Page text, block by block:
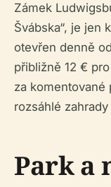
Zámek
Švábska“, je jen
otevřen denně
přibližně 12 €
za komentované
rozsáhlé
Park a